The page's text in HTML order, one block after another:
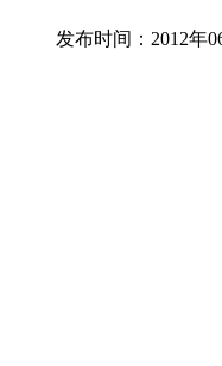
发布时间：2012年